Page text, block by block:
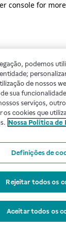
console for
podemos
de nossos
sua
serviços,
os cookies que
Nossa Política de
Definições de
Rejeitar todos os
Aceitar todos os